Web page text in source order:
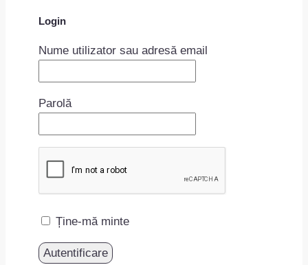
Login
Nume utilizator sau adresă email
Parolă
Ține-mă minte